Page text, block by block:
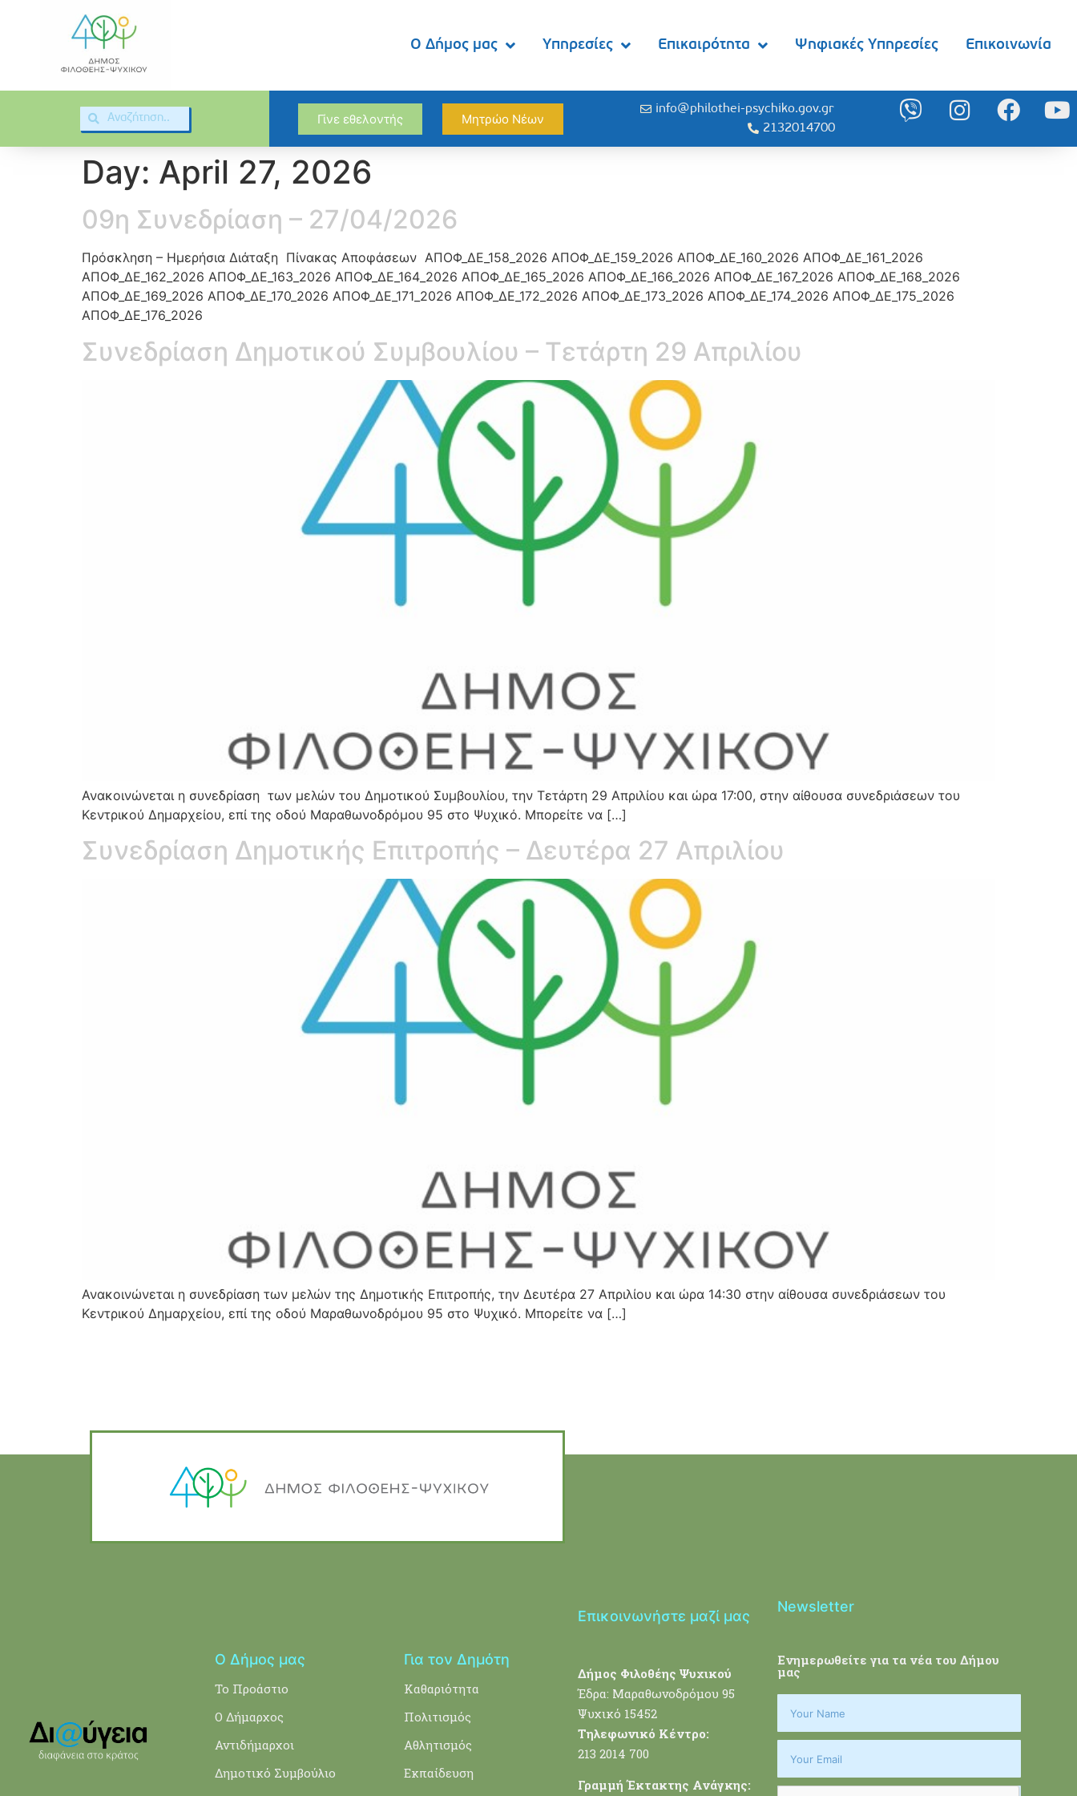
Ο Δήμος μας Υπηρεσίες Επικαιρότητα Ψηφιακές Υπηρεσίες Επικοινωνία
Γίνε εθελοντής Μητρώο Νέων
info@philothei-psychiko.gov.gr
2132014700
Day: April 27, 2026
09η Συνεδρίαση – 27/04/2026
Πρόσκληση – Ημερήσια Διάταξη Πίνακας Αποφάσεων ΑΠΟΦ_ΔΕ_158_2026 ΑΠΟΦ_ΔΕ_159_2026 ΑΠΟΦ_ΔΕ_160_2026 ΑΠΟΦ_ΔΕ_161_2026
ΑΠΟΦ_ΔΕ_162_2026 ΑΠΟΦ_ΔΕ_163_2026 ΑΠΟΦ_ΔΕ_164_2026 ΑΠΟΦ_ΔΕ_165_2026 ΑΠΟΦ_ΔΕ_166_2026 ΑΠΟΦ_ΔΕ_167_2026 ΑΠΟΦ_ΔΕ_168_2026
ΑΠΟΦ_ΔΕ_169_2026 ΑΠΟΦ_ΔΕ_170_2026 ΑΠΟΦ_ΔΕ_171_2026 ΑΠΟΦ_ΔΕ_172_2026 ΑΠΟΦ_ΔΕ_173_2026 ΑΠΟΦ_ΔΕ_174_2026 ΑΠΟΦ_ΔΕ_175_2026
ΑΠΟΦ_ΔΕ_176_2026
Συνεδρίαση Δημοτικού Συμβουλίου – Τετάρτη 29 Απριλίου
Ανακοινώνεται η συνεδρίαση των μελών του Δημοτικού Συμβουλίου, την Τετάρτη 29 Απριλίου και ώρα 17:00, στην αίθουσα συνεδριάσεων του
Κεντρικού Δημαρχείου, επί της οδού Μαραθωνοδρόμου 95 στο Ψυχικό. Μπορείτε να […]
Συνεδρίαση Δημοτικής Επιτροπής – Δευτέρα 27 Απριλίου
Ανακοινώνεται η συνεδρίαση των μελών της Δημοτικής Επιτροπής, την Δευτέρα 27 Απριλίου και ώρα 14:30 στην αίθουσα συνεδριάσεων του
Κεντρικού Δημαρχείου, επί της οδού Μαραθωνοδρόμου 95 στο Ψυχικό. Μπορείτε να […]
Ο Δήμος μας
Το Προάστιο
Ο Δήμαρχος
Αντιδήμαρχοι
Δημοτικό Συμβούλιο
Για τον Δημότη
Καθαριότητα
Πολιτισμός
Αθλητισμός
Εκπαίδευση
Επικοινωνήστε μαζί μας
Δήμος Φιλοθέης Ψυχικού
Έδρα: Μαραθωνοδρόμου 95
Ψυχικό 15452
Τηλεφωνικό Κέντρο:
213 2014 700
Γραμμή Έκτακτης Ανάγκης:
Newsletter
Ενημερωθείτε για τα νέα του Δήμου
μας